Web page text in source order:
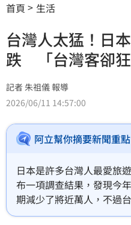
首頁 生活
台灣人太猛！日
跌 「台灣客卻
記者 朱祖儀 報導
2026/06/11 14:57:00
阿立幫你摘要新聞重點
日本是許多台灣人最愛旅
布一項調查結果，發現今
期減少了將近萬人，不過
體超過5成。